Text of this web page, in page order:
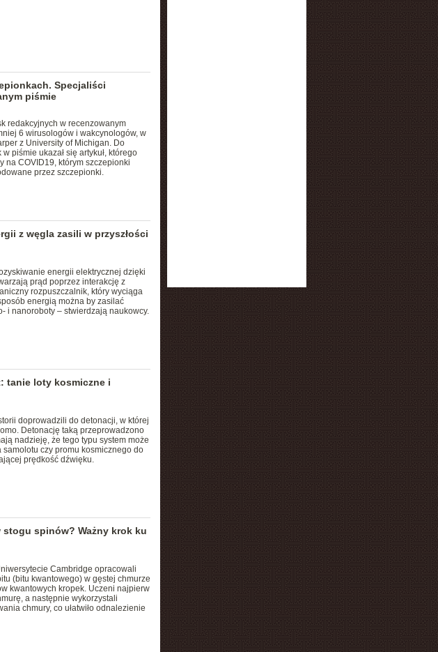
Specjaliści
piśmie
redakcyjnych w recenzowanym
6 wirusologów i wakcynologów, w
z University of Michigan. Do
piśmie ukazał się artykuł, którego
na COVID19, którym szczepionki
przez szczepionki.
z węgla zasili w przyszłości
energii elektrycznej dzięki
prąd poprzez interakcję z
rozpuszczalnik, który wyciąga
energią można by zasilać
i nanoroboty – stwierdzają naukowcy.
tanie loty kosmiczne i
doprowadzili do detonacji, w której
Detonację taką przeprowadzono
nadzieję, że tego typu system może
samolotu czy promu kosmicznego do
prędkość dźwięku.
stogu spinów? Ważny krok ku
Cambridge opracowali
(bitu kwantowego) w gęstej chmurze
kwantowych kropek. Uczeni najpierw
a następnie wykorzystali
chmury, co ułatwiło odnalezienie